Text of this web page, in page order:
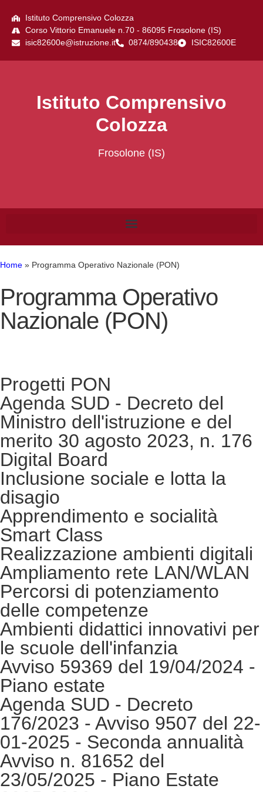
Istituto Comprensivo Colozza
Corso Vittorio Emanuele n.70 - 86095 Frosolone (IS)
isic82600e@istruzione.it
0874/890438 ISIC82600E
Istituto Comprensivo
Colozza
Frosolone (IS)
Home » Programma Operativo Nazionale (PON)
Programma Operativo
Nazionale (PON)
Progetti PON
Agenda SUD - Decreto del
Ministro dell'istruzione e del
merito 30 agosto 2023, n. 176
Digital Board
Inclusione sociale e lotta la
disagio
Apprendimento e socialità
Smart Class
Realizzazione ambienti digitali
Ampliamento rete LAN/WLAN
Percorsi di potenziamento
delle competenze
Ambienti didattici innovativi per
le scuole dell'infanzia
Avviso 59369 del 19/04/2024 -
Piano estate
Agenda SUD - Decreto
176/2023 - Avviso 9507 del 22-
01-2025 - Seconda annualità
Avviso n. 81652 del
23/05/2025 - Piano Estate